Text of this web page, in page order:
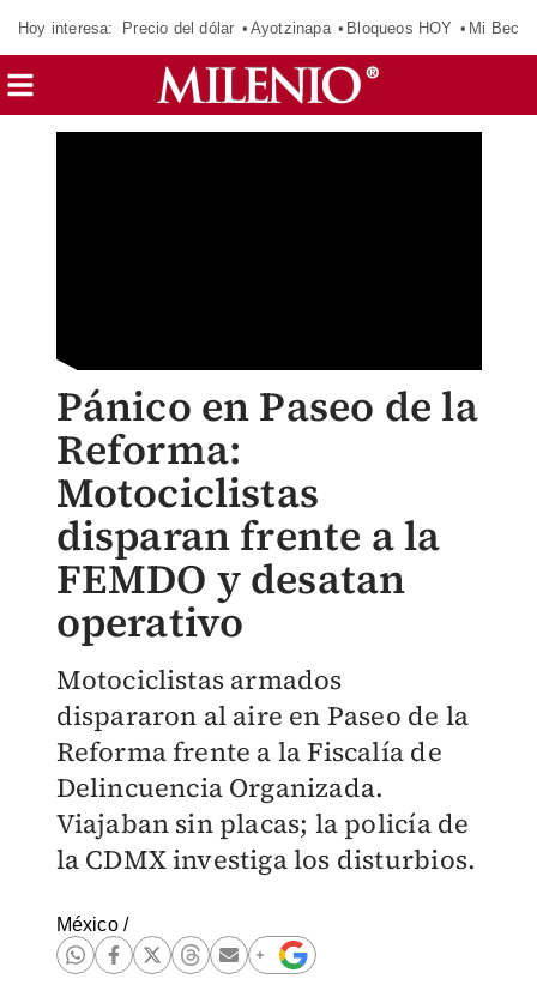
Hoy interesa: Precio del dólar Ayotzinapa Bloqueos HOY Mi Beca
Pánico en Paseo de la
Reforma:
Motociclistas
disparan frente a la
FEMDO y desatan
operativo
Motociclistas armados
dispararon al aire en Paseo de la
Reforma frente a la Fiscalía de
Delincuencia Organizada.
Viajaban sin placas; la policía de
la CDMX investiga los disturbios.
México/